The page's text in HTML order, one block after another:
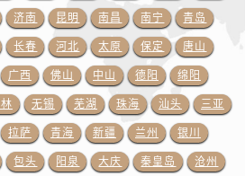
湖南省长沙市芙蓉区建湘路393号世茂环球金融中心写字楼10层1013室江诗丹顿售后服务中心（需提前预约）
湖南省株洲市芦淞区建设南路江诗丹顿售后服务中心（需提前预约）
甘肃省白银市白银区北京路江诗丹顿售后服务中心（需提前预约）
甘肃省定西市安定区解放路江诗丹顿售后服务中心（需提前预约）
甘肃省敦煌市沙州镇阳关中路江诗丹顿售后服务中心（需提前预约）
甘肃省合作市人民街江诗丹顿售后服务中心（需提前预约）
甘肃省嘉峪关市雄关区新华中路江诗丹顿售后服务中心（需提前预约）
济南 昆明 南昌 南宁 青岛
长春 河北 太原 保定 唐山
广西 佛山 中山 德阳 绵阳
无锡 芜湖 珠海 汕头 三亚
拉萨 青海 新疆 兰州 银川
包头 阳泉 大庆 秦皇岛 沧州